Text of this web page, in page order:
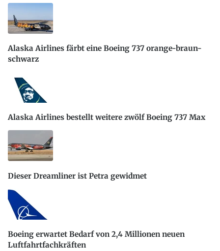
Alaska Airlines färbt eine Boeing 737 orange-braun-
schwarz
Alaska Airlines bestellt weitere zwölf Boeing 737 Max
Dieser Dreamliner ist Petra gewidmet
Boeing erwartet Bedarf von 2,4 Millionen neuen
Luftfahrtfachkräften